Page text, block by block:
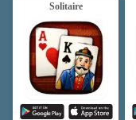
Solitaire